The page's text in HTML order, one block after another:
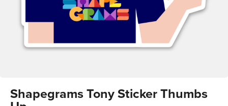
Shapegrams Tony Sticker Thumbs